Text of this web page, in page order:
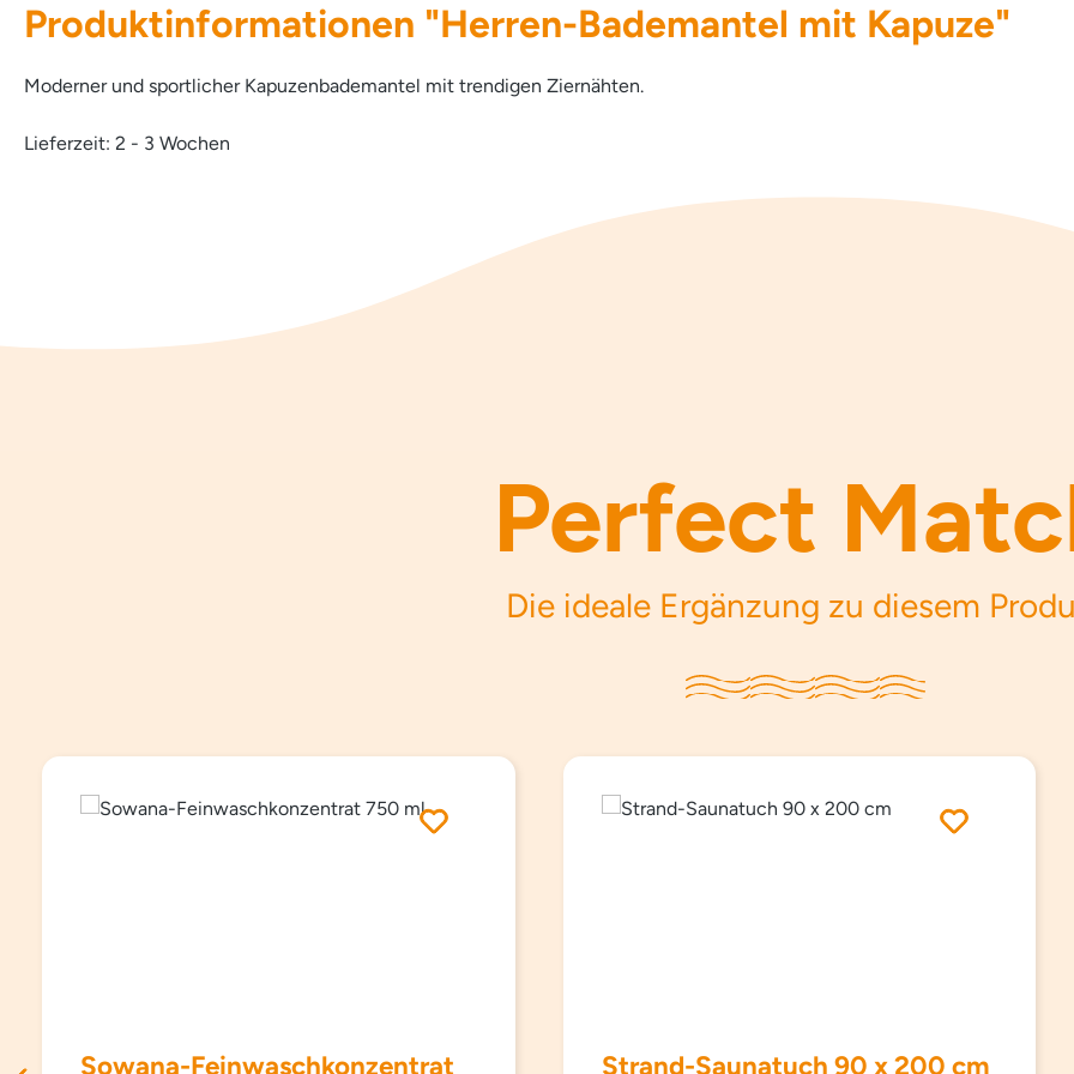
Produktinformationen "Herren-Bademantel mit Kapuze"
Moderner und sportlicher Kapuzenbademantel mit trendigen Ziernähten.
Lieferzeit: 2 - 3 Wochen
Perfect
Die ideale Ergänzung zu diesem
Sowana-Feinwaschkonzentrat
Strand-Saunatuch 90 x 200 cm